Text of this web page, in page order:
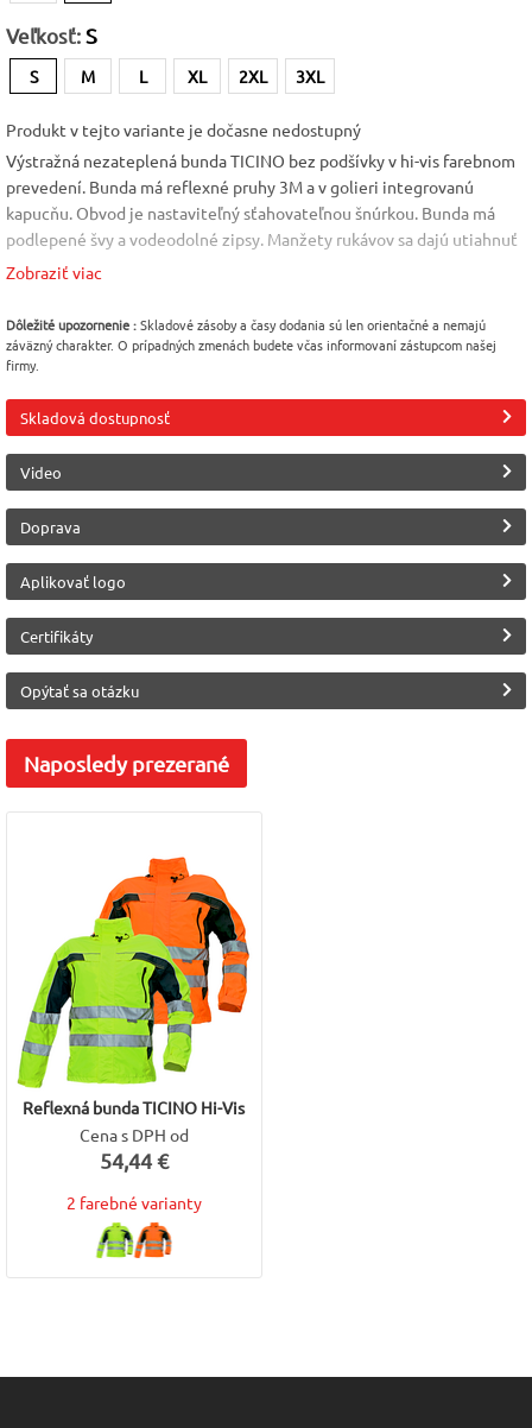
Veľkosť:S
S M L XL 2XL 3XL
Produkt v tejto variante je dočasne nedostupný
Výstražná nezateplená bunda TICINO bez podšívky v hi-vis farebnom
prevedení. Bunda má reflexné pruhy 3M a v golieri integrovanú
kapucňu. Obvod je nastaviteľný sťahovateľnou šnúrkou. Bunda má
podlepené švy a vodeodolné zipsy. Manžety rukávov sa dajú utiahnuť
pomocou suchého zipsu. Vodeodolnosť tr.3, paropriepustnosť tr.1
Veľkosť: S-3XL Norma: EN 20471, EN 343
Farba
safety) [98]
Veľkosť
Vlastnosť
Vlastnosť
Materiál
Norma
EN 20471
Norma
EN 343
Výrobca
CERVA
Zobraziť viac
Dôležité upozornenie :Skladové zásoby a časy dodania sú len orientačné a nemajú
záväzný charakter. O prípadných zmenách budete včas informovaní zástupcom našej
firmy.
Skladová dostupnosť
Video
Doprava
Aplikovať logo
Certifikáty
Opýtať sa otázku
Naposledyprezerané
Reflexná bunda TICINO Hi-Vis
Cena s DPH od
54,44 €
2 farebné varianty